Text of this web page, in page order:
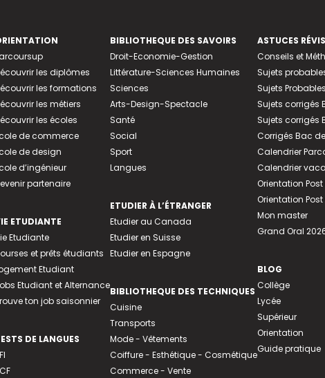
les diplômes
les formations
les métiers
les écoles
de commerce
de design
d’ingénieur
partenaire
ETUDIANTE
Etudiante
et prêts étudiants
Etudiant
Etudiant et Alternance
ton job saisonnier
DE LANGUES
BIBLIOTHEQUE DES SAVOIRS
Droit-Economie-Gestion
Littérature-Sciences Humaines
Sciences
Arts-Design-Spectacle
Santé
Social
Sport
Langues
ETUDIER À L’ÉTRANGER
Etudier au Canada
Etudier en Suisse
Etudier en Espagne
BIBLIOTHEQUE DES TECHNIQUES
Cuisine
Transports
Mode - Vêtements
Coiffure - Esthétique - Cosmétique
Commerce - Vente
ASTUCES
Conseils et
Sujets
Sujets
Sujets corrigés
Sujets corrigés
Corrigés Bac
Calendrier
Calendrier
Orientation
Orientation
Mon master
Grand Oral
BLOG
Collège
Lycée
Supérieur
Orientation
Guide pratique